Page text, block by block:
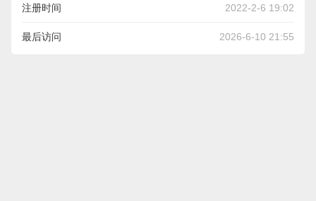
注册时间 2022-2-6 19:02
最后访问 2026-6-10 21:55